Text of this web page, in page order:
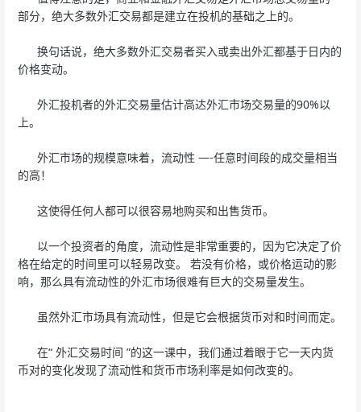
部分，绝大多数外汇交易都是建立在投机的基础之上的。
换句话说，绝大多数外汇交易者买入或卖出外汇都基于日内的
价格变动。
外汇投机者的外汇交易量估计高达外汇市场交易量的90%以
上。
外汇市场的规模意味着，流动性 —-任意时间段的成交量相当
的高！
这使得任何人都可以很容易地购买和出售货币。
以一个投资者的角度，流动性是非常重要的，因为它决定了价
格在给定的时间里可以轻易改变。 若没有价格，或价格运动的影
响，那么具有流动性的外汇市场很难有巨大的交易量发生。
虽然外汇市场具有流动性，但是它会根据货币对和时间而定。
在“ 外汇交易时间 ”的这一课中，我们通过着眼于它一天内货
币对的变化发现了流动性和货币市场利率是如何改变的。